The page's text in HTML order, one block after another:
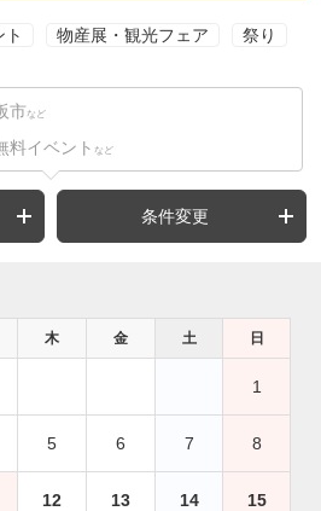
物産展・観光フェア 祭り
市 など
料イベント など
条件変更
木 金 土 日
1
5 6 7 8
12 13 14 15